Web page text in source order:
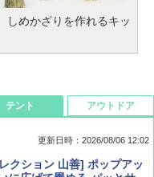
しめかざりを作れるキッ
２０２６年 ９月号 [雑
チェンマイ タイ北部の魅
テント
更新日時：2026/08/06 12:02
クション 山善] ポップアッ
アウトドア